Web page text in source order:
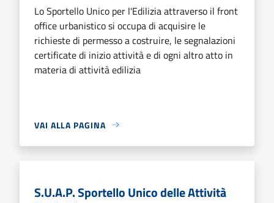
Lo Sportello Unico per l'Edilizia attraverso il front
office urbanistico si occupa di acquisire le
richieste di permesso a costruire, le segnalazioni
certificate di inizio attività e di ogni altro atto in
materia di attività edilizia
VAI ALLA PAGINA
S.U.A.P. Sportello Unico delle Attività